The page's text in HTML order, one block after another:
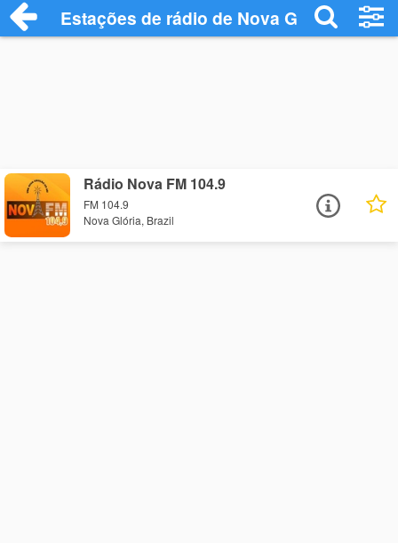
Estações de rádio de Nova Glória - Ouça
Rádio Nova FM 104.9
FM 104.9
Nova Glória, Brazil